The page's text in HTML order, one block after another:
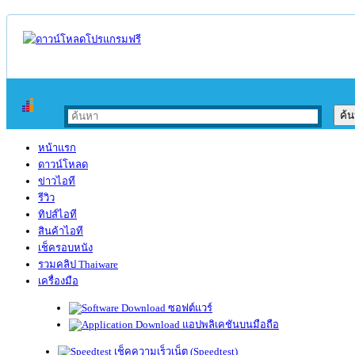
หน้าแรก
ดาวน์โหลด
ข่าวไอที
รีวิว
ทิปส์ไอที
สินค้าไอที
เช็ครอบหนัง
รวมคลิป Thaiware
เครื่องมือ
ซอฟต์แวร์
แอปพลิเคชันบนมือถือ
เช็คความเร็วเน็ต (Speedtest)